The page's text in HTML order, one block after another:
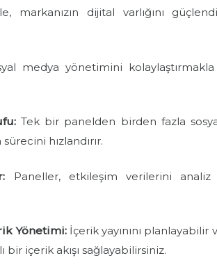
markanızın dijital varlığını
medya yönetimini
Tek bir panelden birden fazla
hızlandırır.
Paneller, etkileşim verilerini
Yönetimi:İçerik yayınını
bir içerik akışı sağlayabilirsiniz.